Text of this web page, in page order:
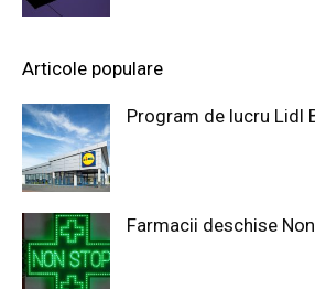
Articole populare
Program de lucru Lidl
Farmacii deschise